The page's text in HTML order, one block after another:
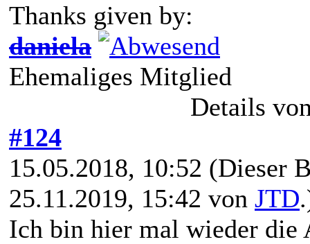
Thanks given by:
daniela
Ehemaliges Mitglied
Details
#124
15.05.2018, 10:52 (Dieser
25.11.2019, 15:42 von JTD
Ich bin hier mal wieder die